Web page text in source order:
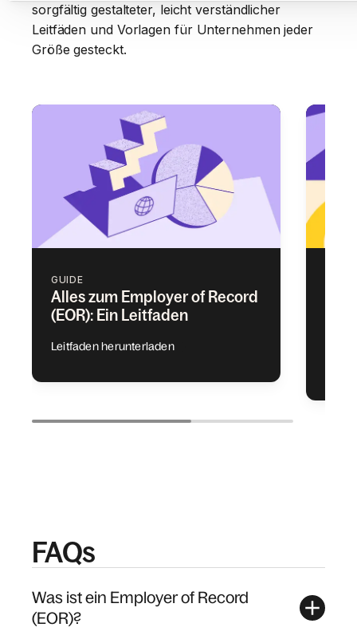
sorgfältig gestalteter, leicht verständlicher
Leitfäden und Vorlagen für Unternehmen jeder
Größe gesteckt.
GUIDE
Alles zum Employer of Record
(EOR): Ein Leitfaden
Leitfaden herunterladen
FAQs
Was ist ein Employer of Record
(EOR)?